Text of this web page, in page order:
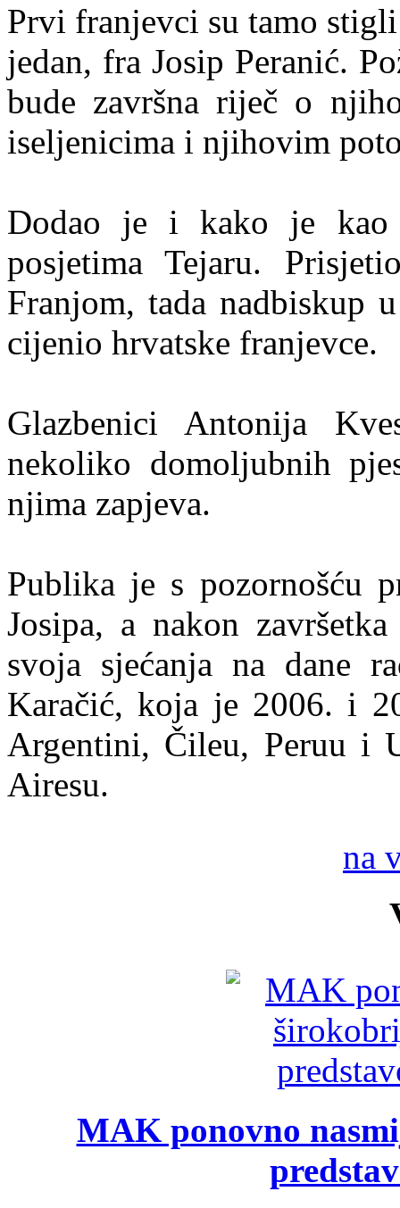
Prvi franjevci su tamo
jedan, fra Josip Peranić.
bude završna riječ o
iseljenicima i njihovim
Dodao je i kako je
posjetima Tejaru.
Franjom, tada nadbiskup
cijenio hrvatske franjevce.
Glazbenici Antonija
nekoliko domoljubnih
njima zapjeva.
Publika je s pozornošću
Josipa, a nakon
svoja sjećanja na dane
Karačić, koja je 2006. i
Argentini, Čileu, Peruu i
Airesu.
na
MAK ponovno